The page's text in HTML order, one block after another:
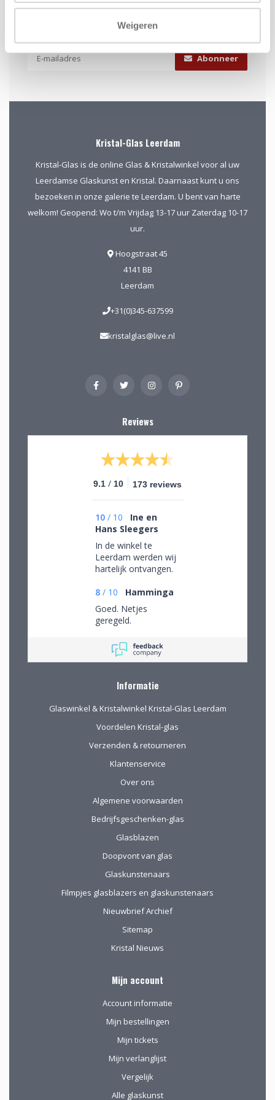
Weigeren
Schrijf je in voor onze nieuwsbrief
Blijf up-to-date en ontvang 10% korting
Abonneer
Kristal-Glas Leerdam
Kristal-Glas is de online Glas & Kristalwinkel voor al uw
Leerdamse Glaskunst en Kristal. Daarnaast kunt u ons
bezoeken in onze galerie te Leerdam. U bent van harte
welkom! Geopend: Wo t/m Vrijdag 13-17 uur Zaterdag 10-17
uur.
Hoogstraat 45
4141 BB
Leerdam
+31(0)345-637599
kristalglas@live.nl
Reviews
9.1 / 10 173 reviews
10 / 10
Ine en
Hans Sleegers
In de winkel te
Leerdam werden wij
hartelijk ontvangen.
rondkijken om alle
aanwezige pracht te
bewonderen en
mede op advies tot
komen. Omdat we
van ver kwamen
kop koffie zeer
8 / 10
Hamminga
Goed. Netjes
geregeld.
Informatie
Glaswinkel & Kristalwinkel Kristal-Glas Leerdam
Voordelen Kristal-glas
Verzenden & retourneren
Klantenservice
Over ons
Algemene voorwaarden
Bedrijfsgeschenken-glas
Glasblazen
Doopvont van glas
Glaskunstenaars
Filmpjes glasblazers en glaskunstenaars
Nieuwbrief Archief
Sitemap
Kristal Nieuws
Mijn account
Account informatie
Mijn bestellingen
Mijn tickets
Mijn verlanglijst
Vergelijk
Alle glaskunst